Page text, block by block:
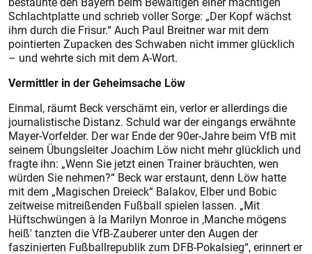
Schlachtplatte und schrieb voller Sorge: „Der Kopf wächst
ihm durch die Frisur.“ Auch Paul Breitner war mit dem
pointierten Zupacken des Schwaben nicht immer glücklich
– und wehrte sich mit dem A-Wort.
Vermittler in der Geheimsache Löw
Einmal, räumt Beck verschämt ein, verlor er allerdings die
journalistische Distanz. Schuld war der eingangs erwähnte
Mayer-Vorfelder. Der war Ende der 90er-Jahre beim VfB mit
seinem Übungsleiter Joachim Löw nicht mehr glücklich und
fragte ihn: „Wenn Sie jetzt einen Trainer bräuchten, wen
würden Sie nehmen?“ Beck war erstaunt, denn Löw hatte
mit dem „Magischen Dreieck“ Balakov, Elber und Bobic
zeitweise mitreißenden Fußball spielen lassen. „Mit
Hüftschwüngen à la Marilyn Monroe in ,Manche mögens
heiß' tanzten die VfB-Zauberer unter den Augen der
faszinierten Fußballrepublik zum DFB-Pokalsieg“, erinnert er